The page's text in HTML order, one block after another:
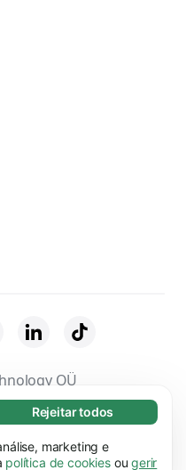
a navegação no
básicas,
Rejeitar todos
marketing e
política de cookiesougerir
OÜ
& Condições
Segurança